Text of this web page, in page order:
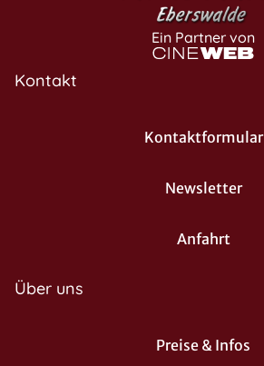
Ein Partner von
Kontakt
Kontaktformular
Newsletter
Anfahrt
Über uns
Preise & Infos